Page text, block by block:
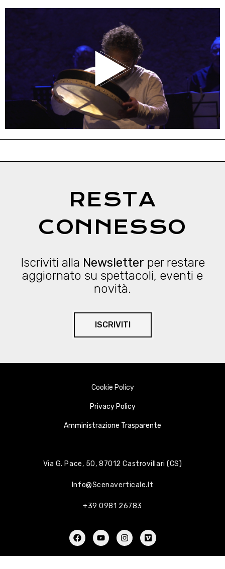
RESTA
CONNESSO
Iscriviti alla Newsletter per restare
aggiornato su spettacoli, eventi e
novità.
ISCRIVITI
Cookie Policy
Privacy Policy
Amministrazione Trasparente
Via G. Pace, 50, 87012 Castrovillari (CS)
Info@scenaverticale.it
+39 0981 26783